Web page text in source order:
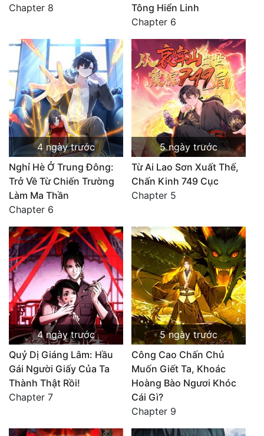
Chapter 8
Tông Hiển Linh
Chapter 6
4 ngày trước
Nghỉ Hè Ở Trung Đông:
Trở Về Từ Chiến Trường
Làm Ma Thần
Chapter 6
5 ngày trước
Từ Ai Lao Sơn Xuất Thế,
Chấn Kinh 749 Cục
Chapter 5
4 ngày trước
Quỷ Dị Giáng Lâm: Hầu
Gái Người Giấy Của Ta
Thành Thật Rồi!
Chapter 7
5 ngày trước
Công Cao Chấn Chủ
Muốn Giết Ta, Khoác
Hoàng Bào Ngươi Khóc
Cái Gì?
Chapter 9